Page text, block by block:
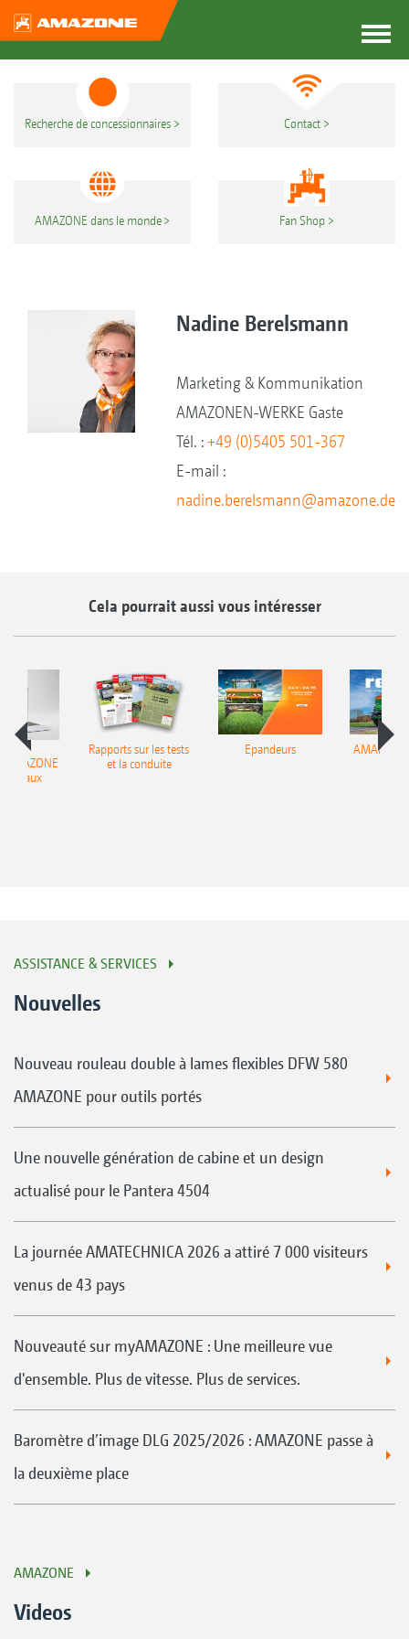
Recherche de concessionnaires Contact
AMAZONE dans le monde Fan Shop
Nadine Berelsmann
Marketing & Kommunikation
AMAZONEN-WERKE Gaste
Tél. :+49 (0)5405 501-367
E-mail :
nadine.berelsmann@amazone.de
Cela pourrait aussi vous intéresser
AMAZONE
réseaux
Rapports sur les tests
et la conduite
Epandeurs
AMAnews
ASSISTANCE & SERVICES
Nouvelles
Nouveau rouleau double à lames flexibles DFW 580
AMAZONE pour outils portés
Une nouvelle génération de cabine et un design
actualisé pour le Pantera 4504
La journée AMATECHNICA 2026 a attiré 7 000 visiteurs
venus de 43 pays
Nouveauté sur myAMAZONE : Une meilleure vue
d'ensemble. Plus de vitesse. Plus de services.
Baromètre d’image DLG 2025/2026 : AMAZONE passe à
la deuxième place
AMAZONE
Videos